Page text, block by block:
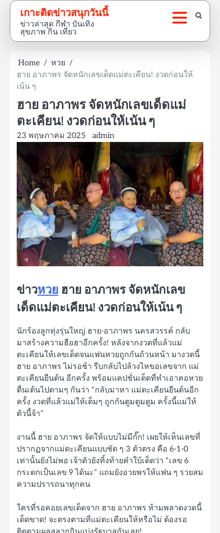
Skip
content
เกาะติดข่าวสนุกวันนี้
ข่าวล่าสุด กีฬา บันเทิง
สุขภาพ กิน เที่ยว
Home
หวย
ฮาย อาภาพร จัดหนักเลขเด็ดแม่ตะเคียน! งวดก่อนให้
เน้น ๆ
ฮาย อาภาพร จัดหนักเลขเด็ดแม่
ตะเคียน! งวดก่อนให้เน้น ๆ
23 พฤษภาคม 2025 admin
ข่าวหวย ฮาย อาภาพร จัดหนักเลข
เด็ดแม่ตะเคียน! งวดก่อนให้เน้น ๆ
นักร้องลูกทุ่งรุ่นใหญ่ ฮาย-อาภาพร นครสวรรค์ กลับ
มาสร้างความฮือฮาอีกครั้ง! หลังจากงวดที่แล้วแม่
ตะเคียนให้เลขเด็ดจนแฟนหวยถูกกันถ้วนหน้า มางวดนี้
ฮาย อาภาพร ไม่รอช้า รีบกลับไปล้วงไหขอเลขจาก แม่
ตะเคียนยืนต้น อีกครั้ง พร้อมแคปชั่นเด็ดที่ทำเอาคอหวย
ตื่นเต้นไปตามๆ กันว่า “กลับมาหา แม่ตะเคียนยืนต้นอีก
ครั้ง งวดที่แล้วแม่ให้เต็มๆ ถูกกันตูมตูมตูม ครั้งนี้แม่ให้
ตัวนี้จ้า”
งานนี้ ฮาย อาภาพร จัดให้แบบไม่มีกั๊ก! เผยให้เห็นเลขที่
ปรากฏจากแม่ตะเคียนแบบชัด ๆ 3 ตัวตรง คือ 6-1-0
เท่านั้นยังไม่พอ เจ้าตัวยังทิ้งท้ายคำใบ้เด็ดว่า “เลข 6
กระดกเป็นเลข 9 ได้นะ” แถมยังอวยพรให้แฟน ๆ รวยสม
ความปรารถนาทุกคน
ใครที่รอคอยเลขเด็ดจาก ฮาย อาภาพร ห้ามพลาดงวดนี้
เด็ดขาด! จะตรงตามที่แม่ตะเคียนให้หรือไม่ ต้องรอ